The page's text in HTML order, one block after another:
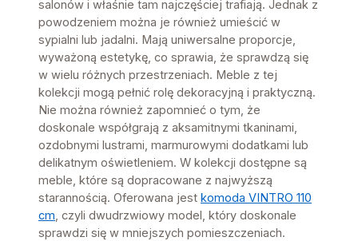
salonów i właśnie tam najczęściej trafiają. Jednak z
powodzeniem można je również umieścić w
sypialni lub jadalni. Mają uniwersalne proporcje,
wyważoną estetykę, co sprawia, że sprawdzą się
w wielu różnych przestrzeniach. Meble z tej
kolekcji mogą pełnić rolę dekoracyjną i praktyczną.
Nie można również zapomnieć o tym, że
doskonale współgrają z aksamitnymi tkaninami,
ozdobnymi lustrami, marmurowymi dodatkami lub
delikatnym oświetleniem. W kolekcji dostępne są
meble, które są dopracowane z najwyższą
starannością. Oferowana jest komoda VINTRO 110
cm , czyli dwudrzwiowy model, który doskonale
sprawdzi się w mniejszych pomieszczeniach.